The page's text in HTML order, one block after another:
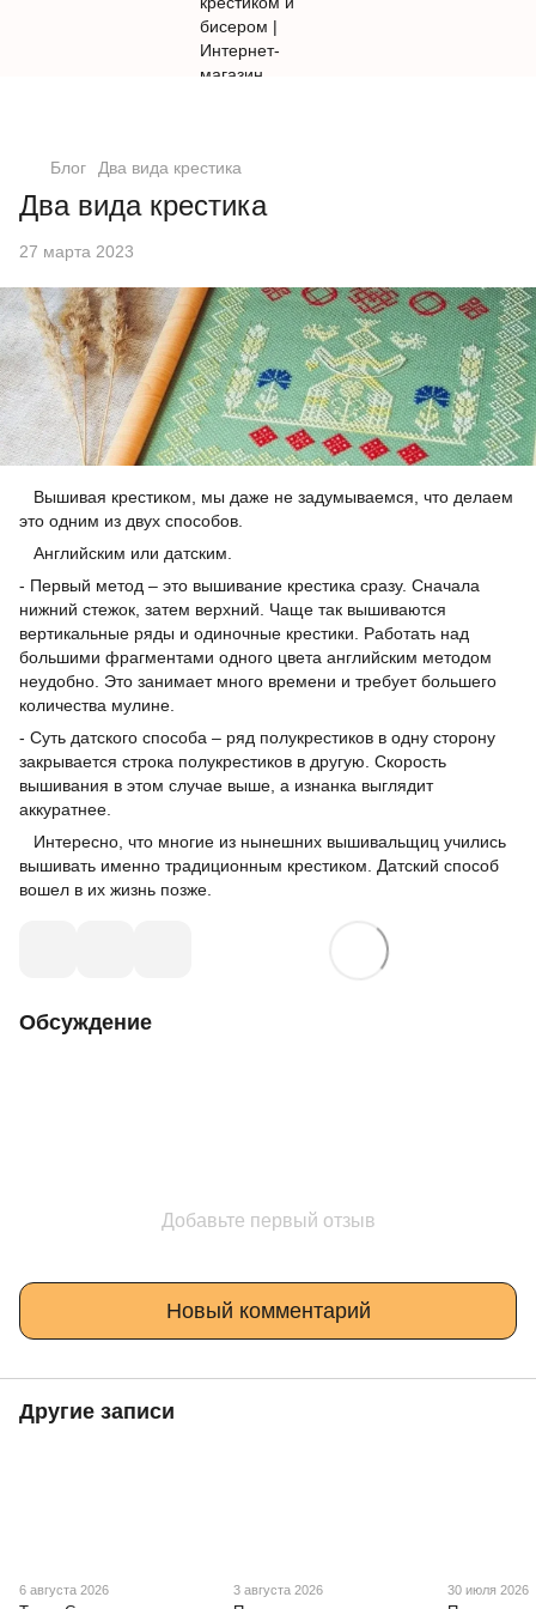
Блог Два вида крестика
Два вида крестика
27 марта 2023
Вышивая крестиком, мы даже не задумываемся, что делаем
это одним из двух способов.
Английским или датским.
- Первый метод – это вышивание крестика сразу. Сначала
нижний стежок, затем верхний. Чаще так вышиваются
вертикальные ряды и одиночные крестики. Работать над
большими фрагментами одного цвета английским методом
неудобно. Это занимает много времени и требует большего
количества мулине.
- Суть датского способа – ряд полукрестиков в одну сторону
закрывается строка полукрестиков в другую. Скорость
вышивания в этом случае выше, а изнанка выглядит
аккуратнее.
Интересно, что многие из нынешних вышивальщиц учились
вышивать именно традиционным крестиком. Датский способ
вошел в их жизнь позже.
Обсуждение
Добавьте первый отзыв
Новый комментарий
Другие записи
6 августа 2026 3 августа 2026 30 июля 2026